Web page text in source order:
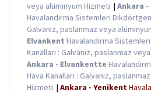
veya alüminyum Hizmeti | Ankara -
Havalandırma Sistemleri Dikdörtgen
Galvaniz, paslanmaz veya
Elvankent Havalandırma
Kanalları : Galvaniz, paslanmaz
Ankara - Elvankentte
Hava Kanalları : Galvaniz,
Hizmeti | Ankara - Yenikent